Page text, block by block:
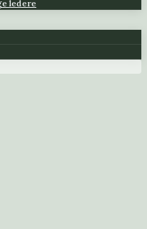
ledere